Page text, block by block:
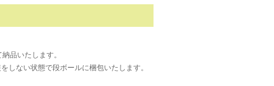
品いたします。
しない状態で段ボールに梱包いたします。